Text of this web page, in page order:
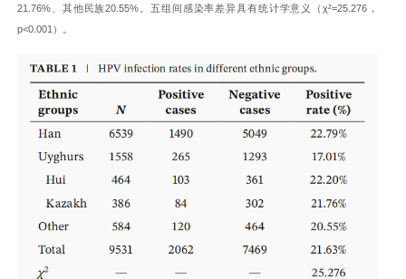
21.76%、其他民族20.55%。五组间感染率差异具有统计学意义（χ²=25.276，
p<0.001）。